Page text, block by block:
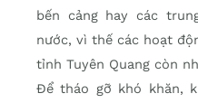
bến cảng hay các
nước, vì thế các hoạt
tỉnh Tuyên Quang còn
Để tháo gỡ khó khăn,